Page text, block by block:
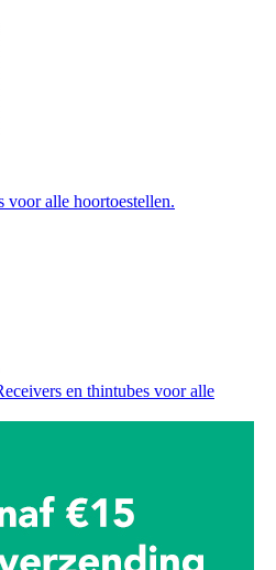
voor alle hoortoestellen.
en thintubes voor alle